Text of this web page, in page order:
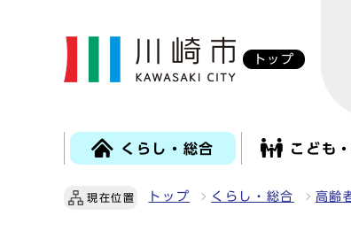
トップ
くらし・総合 こども
現在位置 トップ くらし・総合 高齢